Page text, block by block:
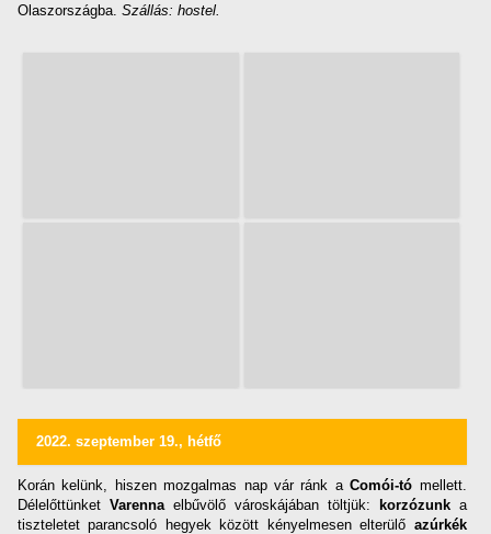
Olaszországba. Szállás: hostel.
2022. szeptember 19., hétfő
Korán kelünk, hiszen mozgalmas nap vár ránk aComói-tó mellett.
Délelőttünket Varennaelbűvölő városkájában töltjük: korzózunka
tiszteletet parancsoló hegyek között kényelmesen elterülő azúrkék